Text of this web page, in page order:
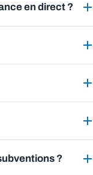
en direct ?
?